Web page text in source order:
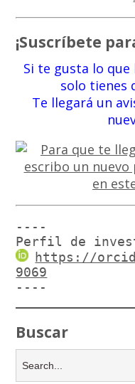
¡Suscríbete
Si te gusta lo que
solo tienes
Te llegará un
----
Perfil de
https://
9069
----
Buscar